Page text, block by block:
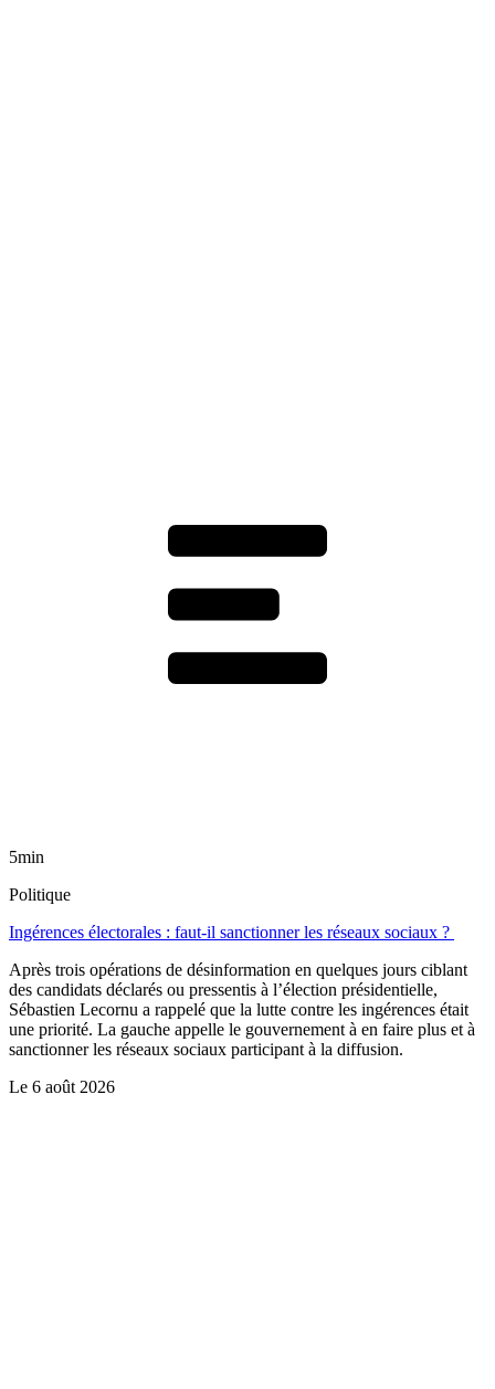
5min
Politique
Ingérences électorales : faut-il sanctionner les réseaux sociaux ?
Après trois opérations de désinformation en quelques jours ciblant
des candidats déclarés ou pressentis à l’élection présidentielle,
Sébastien Lecornu a rappelé que la lutte contre les ingérences était
une priorité. La gauche appelle le gouvernement à en faire plus et à
sanctionner les réseaux sociaux participant à la diffusion.
Le 6 août 2026